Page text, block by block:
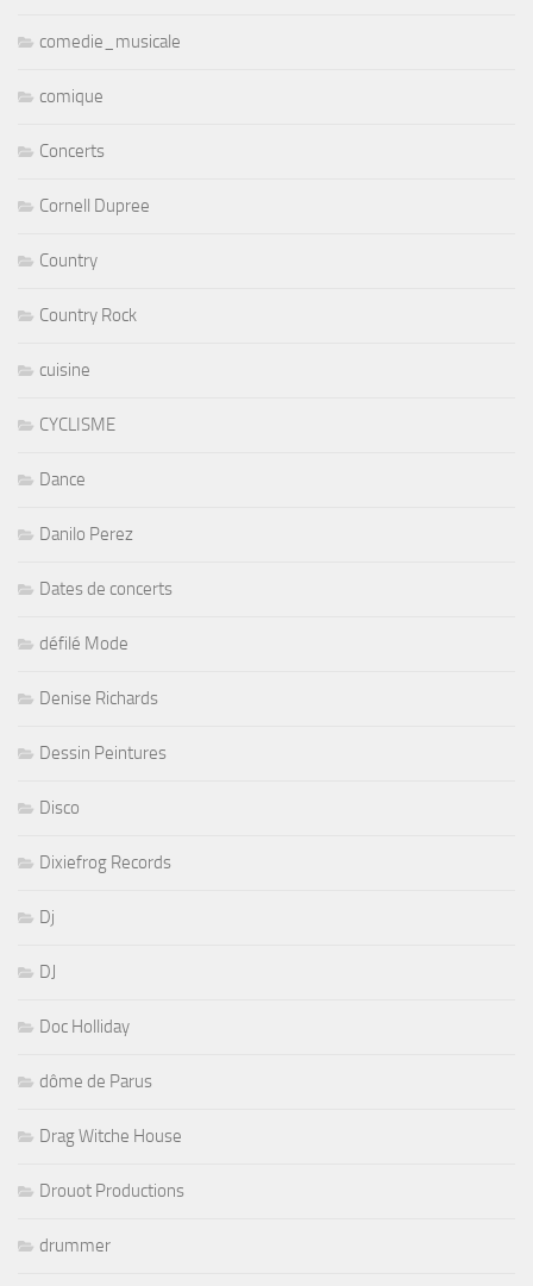
comedie_musicale
comique
Concerts
Cornell Dupree
Country
Country Rock
cuisine
CYCLISME
Dance
Danilo Perez
Dates de concerts
défilé Mode
Denise Richards
Dessin Peintures
Disco
Dixiefrog Records
Dj
DJ
Doc Holliday
dôme de Parus
Drag Witche House
Drouot Productions
drummer